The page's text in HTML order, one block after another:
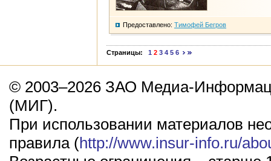
Предоставлено: Тимофей Бегров
Страницы: 1 2 3 4 5 6
© 2003–2026 ЗАО Медиа-
(МИГ).
При использовании материалов
правила (http://www.insur-info.ru/